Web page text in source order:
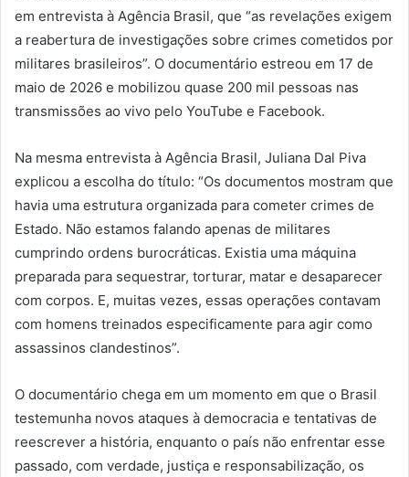
em entrevista à Agência Brasil, que “as revelações exigem
a reabertura de investigações sobre crimes cometidos por
militares brasileiros”. O documentário estreou em 17 de
maio de 2026 e mobilizou quase 200 mil pessoas nas
transmissões ao vivo pelo YouTube e Facebook.
Na mesma entrevista à Agência Brasil, Juliana Dal Piva
explicou a escolha do título: “Os documentos mostram que
havia uma estrutura organizada para cometer crimes de
Estado. Não estamos falando apenas de militares
cumprindo ordens burocráticas. Existia uma máquina
preparada para sequestrar, torturar, matar e desaparecer
com corpos. E, muitas vezes, essas operações contavam
com homens treinados especificamente para agir como
assassinos clandestinos”.
O documentário chega em um momento em que o Brasil
testemunha novos ataques à democracia e tentativas de
reescrever a história, enquanto o país não enfrentar esse
passado, com verdade, justiça e responsabilização, os